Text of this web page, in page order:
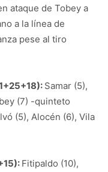
ataque de Tobey a
a la línea de
pese al tiro
Samar (5),
(7) -quinteto
(5), Alocén (6), Vila
Fitipaldo (10),